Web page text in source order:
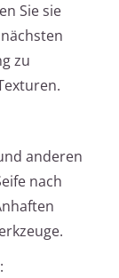
Sie sie
zu
anderen
nach
: